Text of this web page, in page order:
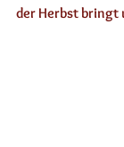
der Herbst bringt